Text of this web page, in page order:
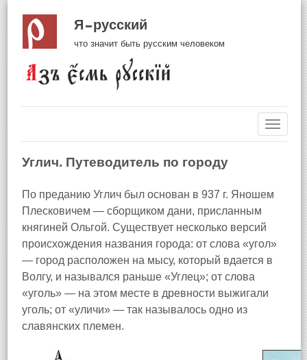
Я русский
что значит быть русским человеком
Углич. Путеводитель по городу
По преданию Углич был основан в 937 г. Яношем
Плесковичем — сборщиком дани, присланным
княгиней Ольгой. Существует несколько версий
происхождения названия города: от слова «угол»
— город расположен на мысу, который вдается в
Волгу, и назывался раньше «Углец»; от слова
«уголь» — на этом месте в древности выжигали
уголь; от «уличи» — так называлось одно из
славянских племен.